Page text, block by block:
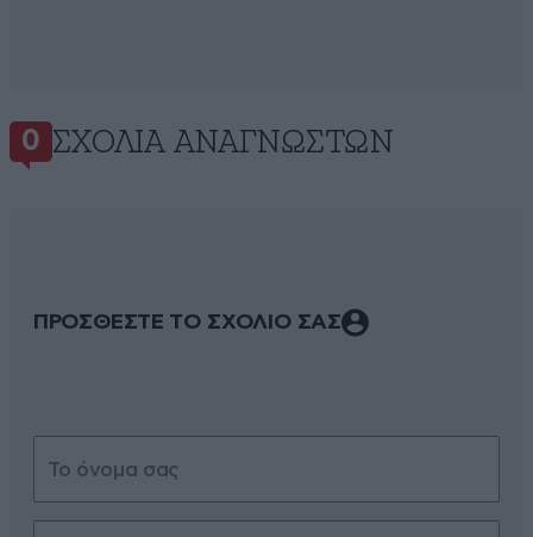
0 ΣΧΌΛΙΑ ΑΝΑΓΝΩΣΤΏΝ
ΠΡΟΣΘΕΣΤΕ ΤΟ ΣΧΟΛΙΟ ΣΑΣ